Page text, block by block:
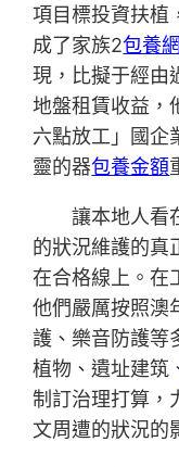
項目標投資扶植
成了家族2包養網
現，比擬于經由
地盤租賃收益，
六點放工」國企
靈的器包養金額
讓本地人看在
的狀況維護的真
在合格線上。在
他們嚴厲按照澳
護、樂音防護等
植物、遺址建筑
制訂治理打算，
文周遭的狀況的